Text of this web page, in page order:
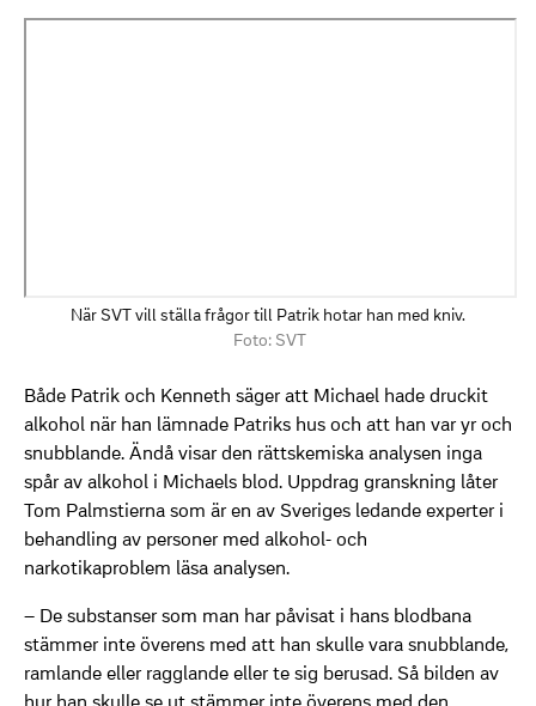
När SVT vill ställa frågor till Patrik hotar han med kniv.
Foto: SVT
Både Patrik och Kenneth säger att Michael hade druckit
alkohol när han lämnade Patriks hus och att han var yr och
snubblande. Ändå visar den rättskemiska analysen inga
spår av alkohol i Michaels blod. Uppdrag granskning låter
Tom Palmstierna som är en av Sveriges ledande experter i
behandling av personer med alkohol- och
narkotikaproblem läsa analysen.
– De substanser som man har påvisat i hans blodbana
stämmer inte överens med att han skulle vara snubblande,
ramlande eller ragglande eller te sig berusad. Så bilden av